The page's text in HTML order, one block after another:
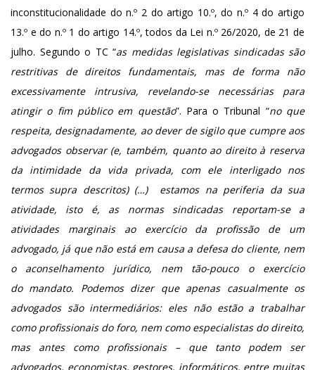
inconstitucionalidade do n.º 2 do artigo 10.º, do n.º 4 do artigo
13.º e do n.º 1 do artigo 14.º, todos da Lei n.º 26/2020, de 21 de
julho. Segundo o TC “as medidas legislativas sindicadas são
restritivas de direitos fundamentais, mas de forma não
excessivamente intrusiva, revelando-se necessárias para
atingir o fim público em questão”. Para o Tribunal “no que
respeita, designadamente, ao dever de sigilo que cumpre aos
advogados observar (e, também, quanto ao direito à reserva
da intimidade da vida privada, com ele interligado nos
termossupra descritos) (…) estamos na periferia da sua
atividade, isto é, as normas sindicadas reportam-se a
atividades marginais ao exercício da profissão de um
advogado, já que não está em causa a defesa do cliente, nem
o aconselhamento jurídico, nem tão-pouco o exercício
do mandato. Podemos dizer que apenas casualmente os
advogados são intermediários: eles não estão a trabalhar
como profissionais do foro, nem como especialistas do direito,
mas antes como profissionais – que tanto podem ser
advogados, economistas, gestores, informáticos, entre muitas